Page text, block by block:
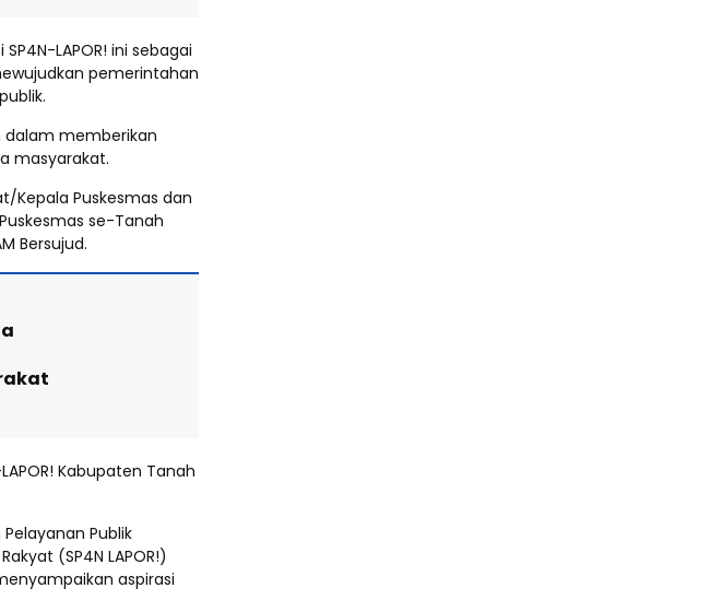
LAPOR! ini sebagai
pemerintahan
memberikan
masyarakat.
Kepala Puskesmas dan
se-Tanah
Bersujud.
Kabupaten Tanah
Publik
(SP4N LAPOR!)
aspirasi